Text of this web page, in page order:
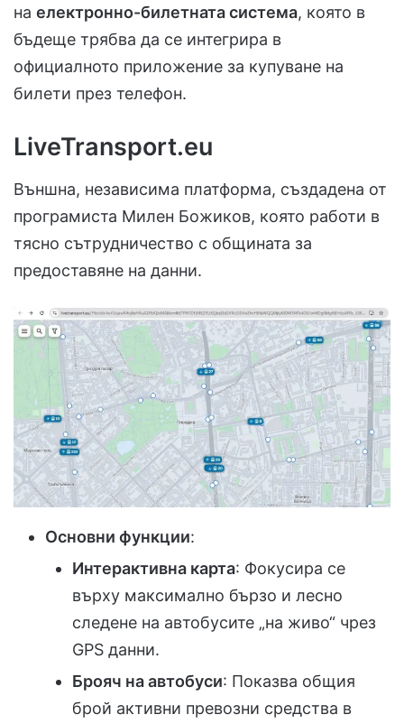
на електронно-билетната система, която в
бъдеще трябва да се интегрира в
официалното приложение за купуване на
билети през телефон.
LiveTransport.eu
Външна, независима платформа, създадена от
програмиста Милен Божиков, която работи в
тясно сътрудничество с общината за
предоставяне на данни.
Основни функции:
Интерактивна карта: Фокусира се
върху максимално бързо и лесно
следене на автобусите „на живо“ чрез
GPS данни.
Брояч на автобуси: Показва общия
брой активни превозни средства в